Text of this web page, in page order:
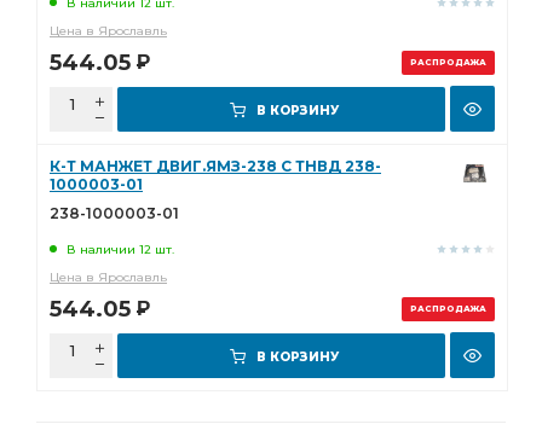
РАСПРОДАЖА
Цена в Ярославль
544.05 Р
В КОРЗИНУ
РАСПРОДАЖА
К-Т МАНЖЕТ ДВИГ.ЯМЗ-238 С ТНВД 238-
1000003-01
238-1000003-01
В наличии 12 шт.
Цена в Ярославль
544.05 Р
В КОРЗИНУ